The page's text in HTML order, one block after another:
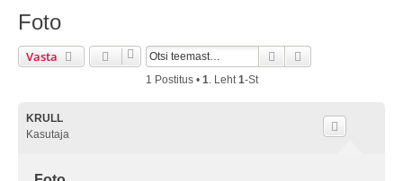
Foto
Vasta Otsi
1 Postitus • 1. Leht1-st
KRULL
Kasutaja